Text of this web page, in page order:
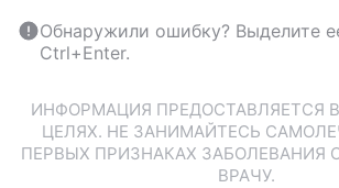
Обнаружили ошибку? Выделите
Ctrl+Enter.
ИНФОРМАЦИЯ ПРЕДОСТАВЛЯЕТСЯ
ЦЕЛЯХ. НЕ ЗАНИМАЙТЕСЬ
ПЕРВЫХ ПРИЗНАКАХ ЗАБОЛЕВАНИЯ
ВРАЧУ.